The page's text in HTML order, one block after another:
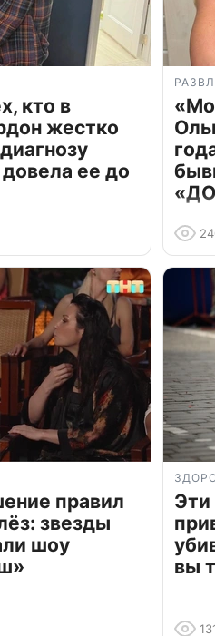
кто в
жестко
ее до
правил
звезды
шоу
Эти
вы